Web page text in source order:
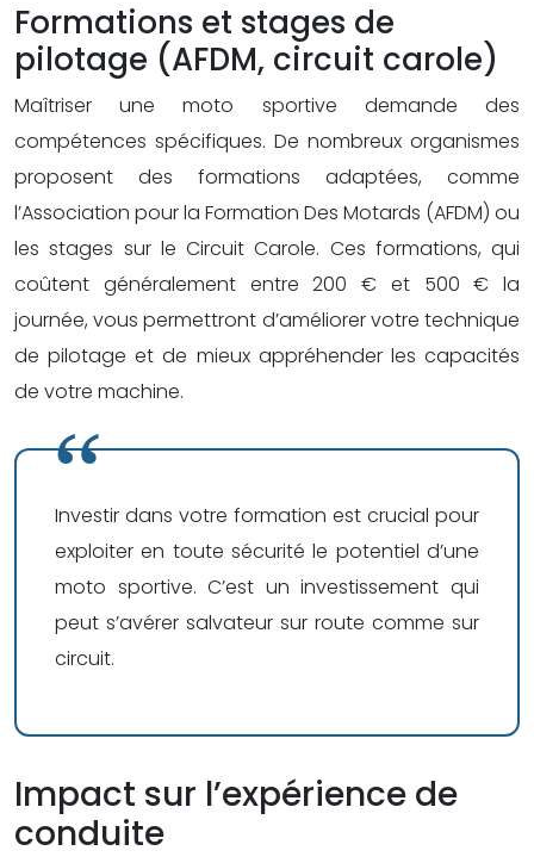
Formations et stages de
pilotage (AFDM, circuit carole)
Maîtriser une moto sportive demande des
compétences spécifiques. De nombreux organismes
proposent des formations adaptées, comme
l’Association pour la Formation Des Motards (AFDM) ou
les stages sur le Circuit Carole. Ces formations, qui
coûtent généralement entre 200 € et 500 € la
journée, vous permettront d’améliorer votre technique
de pilotage et de mieux appréhender les capacités
de votre machine.
Investir dans votre formation est crucial pour
exploiter en toute sécurité le potentiel d’une
moto sportive. C’est un investissement qui
peut s’avérer salvateur sur route comme sur
circuit.
Impact sur l’expérience de
conduite